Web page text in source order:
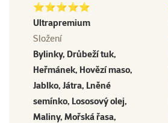
⭐⭐⭐⭐⭐
Ultrapremium
Složení
Bylinky, Drůbeží tuk,
Heřmánek, Hovězí maso,
Jablko, Játra, Lněné
semínko, Lososový olej,
Maliny, Mořská řasa,